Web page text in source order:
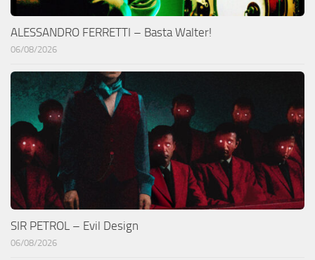
ALESSANDRO FERRETTI – Basta Walter!
06/08/2026
SIR PETROL – Evil Design
06/08/2026